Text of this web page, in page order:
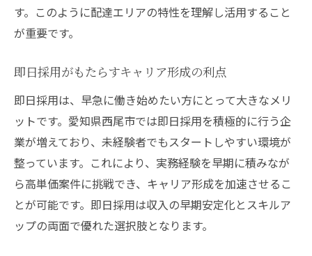
す。このように配達エリアの特性を理解し活用すること
が重要です。
即日採用がもたらすキャリア形成の利点
即日採用は、早急に働き始めたい方にとって大きなメリ
ットです。愛知県西尾市では即日採用を積極的に行う企
業が増えており、未経験者でもスタートしやすい環境が
整っています。これにより、実務経験を早期に積みなが
ら高単価案件に挑戦でき、キャリア形成を加速させるこ
とが可能です。即日採用は収入の早期安定化とスキルア
ップの両面で優れた選択肢となります。